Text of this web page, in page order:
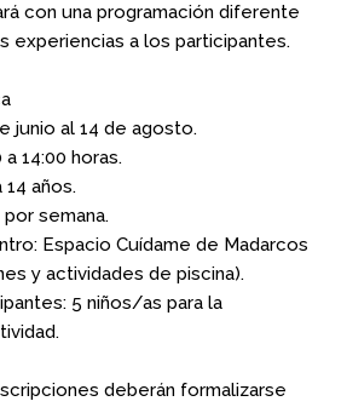
con una programación diferente
experiencias a los participantes.
junio al 14 de agosto.
14:00 horas.
14 años.
semana.
Espacio Cuídame de Madarcos
y actividades de piscina).
5 niños/as para la
deberán formalizarse